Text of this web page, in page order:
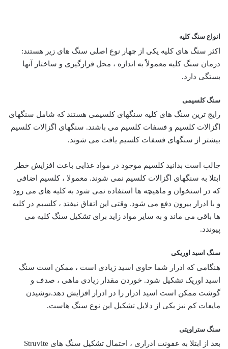
انواع سنگ کلیه
اکثر سنگ های کلیه یکی از چهار نوع اصلی سنگ های زیر هستند:
درمان سنگ کلیه معمولاً به اندازه ، محل قرارگیری و ساختار آنها
بستگی دارد.
سنگ کلسیمی
رایج ترین سنگ های کلیه سنگهای کلسیمی هستند که شامل سنگهای
اگزالات کلسیم و فسفات کلسیم می باشند. سنگهای اگزالات کلسیم
بیشتر از سنگهای فسفات کلسیم یافت می شوند.
جالب است بدانید کلسیم موجود در مواد غذایی باعث افزایش خطر
ابتلا به سنگهای اگزالات کلسیم نمی شوند. معمولا ، کلسیم اضافی
که در استخوان و ماهیچه ها استفاده نمی شود به کلیه های می رود
و با ادرار بیرون دفع می شود. وقتی این اتفاق نیفتد ، کلسیم در کلیه
ها باقی می ماند و به سایر مواد زاید برای تشکیل سنگ کلیه می
پیوندد.
سنگ اسید اوریکی
هنگامی که ادرار شما حاوی اسید زیادی است ، ممکن است سنگ
اسید اوریک تشکیل شود. خوردن مقدار زیادی ماهی ، صدف و
گوشت ممکن است اسید ادرار را در ادرار افزایش دهد.نوشیدن
مایعات کم نیز یکی از دلایل تشکیل این نوع سنگ هاست.
سنگ ستراویتی
بعد از ابتلا به عفونت ادراری ، احتمال تشکیل سنگ های Struvite